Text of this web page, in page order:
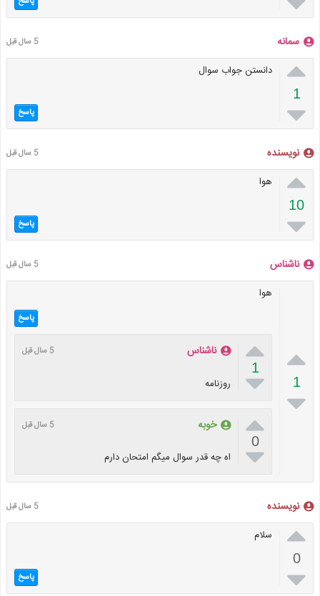
سمانه 5 سال قبل

1

دانستن جواب سوال
پاسخ
نویسنده 5 سال قبل

10

هوا
پاسخ
ناشناس 5 سال قبل

1

هوا
پاسخ

1

ناشناس 5 سال قبل
روزنامه

0

خوبه 5 سال قبل
اه چه قدر سوال میگم امتحان دارم
نویسنده 5 سال قبل

0

سلام
پاسخ